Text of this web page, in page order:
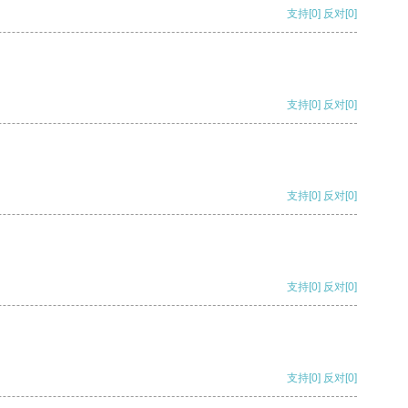
支持[0] 反对[0]
支持[0] 反对[0]
支持[0] 反对[0]
支持[0] 反对[0]
支持[0] 反对[0]